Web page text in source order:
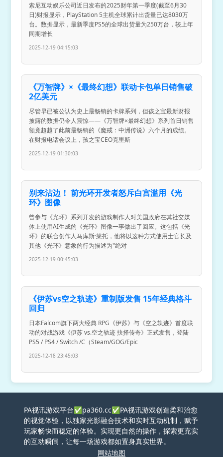
索尼互动娱乐公司近日发布的2025财年第一季度(截至6月30
日)财报显示，PlayStation 5主机全球累计出货量已达8030万
台。数据显示，最新季度PS5的全球出货量为250万台，较上年
同期增长
2025-12-19 04:15:03
《万智牌》×《最终幻想》联动卡包单日销售破
2亿美元
尽管早已被公认为史上最畅销的卡牌系列，但孩之宝最新财报
披露的数据仍令人震惊——《万智牌×最终幻想》系列首日销售
额竟超越了此前最畅销的《魔戒：中洲传说》六个月的成绩。
在财报电话会议上，孩之宝CEO克里斯
2025-12-19 01:30:03
别来沾边！ 前光环开发者怒斥白宫滥用《光
环》图像
曾参与《光环》系列开发的游戏制作人对美国政府在其社交媒
体上使用AI生成的《光环》图像一事做出了回应。这包括《光
环》的联合创作人马库斯·莱托，他将以这种方式使用士官长及
其他《光环》意象的行为描述为"绝对
2025-12-19 00:45:03
《伊苏vs空之轨迹》重制版发售 15年经典格斗
回归
日本Falcom旗下两大经典 RPG《伊苏》与《空之轨迹》首度联
动的对战游戏《伊苏 vs.空之轨迹 抉择传奇》正式发售，登陆
PS5 / PS4 / Switch /C（Steam/GOG/Epic
2025-12-18 23:45:03
PA视讯游戏平台✅pa360.cc✅PA视讯游戏创造柔和治愈
的视觉体验，以独家光影融合技术和实时互动机制，赋予
玩家畅快而稳定的体验。实现更自然的操作，探索更充实
的互动瞬间，让每一场游戏都如置身真实世界。
网站地图